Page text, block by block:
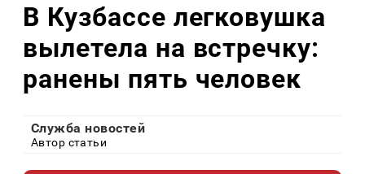
В Кузбассе легковушка
вылетела на встречку:
ранены пять человек
Служба новостей
Автор статьи